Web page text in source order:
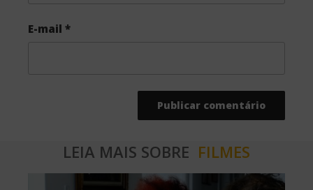
E-mail *
LEIA MAIS SOBRE FILMES